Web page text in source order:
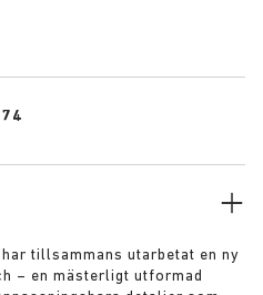
har tillsammans utarbetat en ny
– en mästerligt utformad